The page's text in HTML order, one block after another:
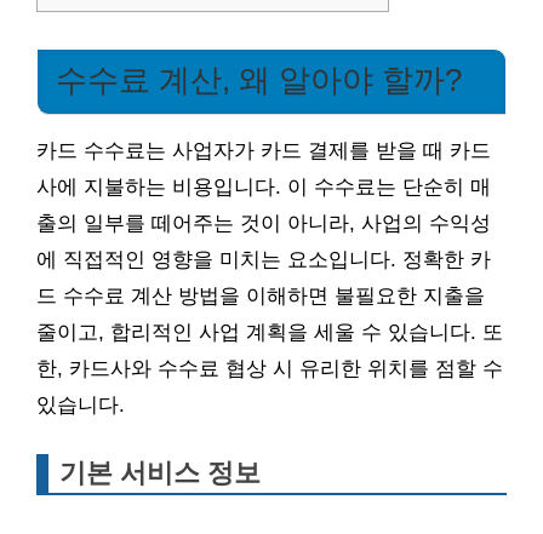
수수료 계산, 왜 알아야 할까?
카드 수수료는 사업자가 카드 결제를 받을 때 카드
사에 지불하는 비용입니다. 이 수수료는 단순히 매
출의 일부를 떼어주는 것이 아니라, 사업의 수익성
에 직접적인 영향을 미치는 요소입니다. 정확한 카
드 수수료 계산 방법을 이해하면 불필요한 지출을
줄이고, 합리적인 사업 계획을 세울 수 있습니다. 또
한, 카드사와 수수료 협상 시 유리한 위치를 점할 수
있습니다.
기본 서비스 정보